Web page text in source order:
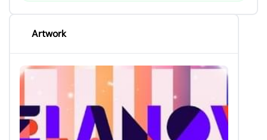
Artwork